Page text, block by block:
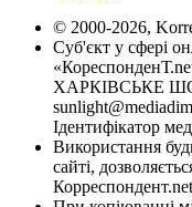
© 2000-2026,
Суб'єкт у сфері
ХАРКІВСЬКЕ
Ідентифікатор
Використання
сайті,